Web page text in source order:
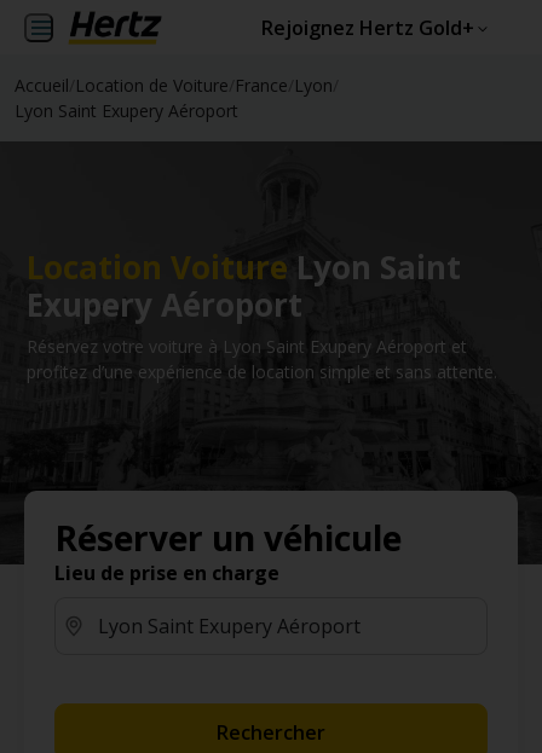
Rejoignez Hertz Gold+
Accueil Location de Voiture France Lyon
Lyon Saint Exupery Aéroport
Location Voiture Lyon Saint
Exupery Aéroport
Réservez votre voiture à Lyon Saint Exupery Aéroport et
profitez d’une expérience de location simple et sans attente.
Réserver un véhicule
Lieu de prise en charge
Rechercher